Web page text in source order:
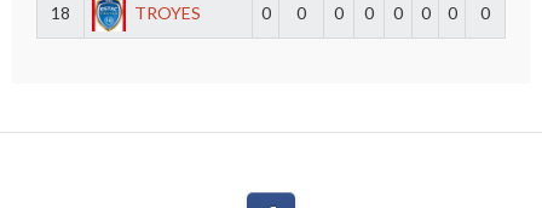
18 TROYES 0 0 0 0 0 0 0 0